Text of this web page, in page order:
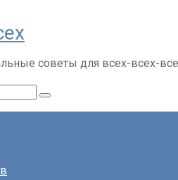
советы для всех-всех-